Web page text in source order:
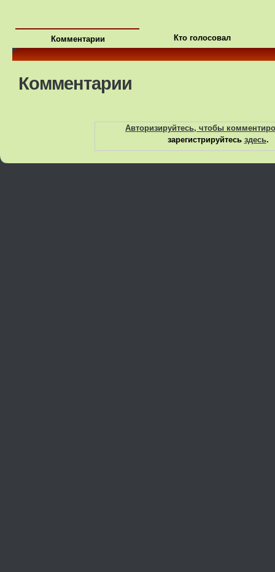
Комментарии Кто голосовал
Комментарии
Авторизируйтесь, чтобы
зарегистрируйтесь здесь.